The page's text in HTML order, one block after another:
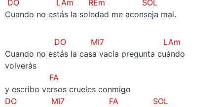
DO LAm REm SOL
Cuando no estás la soledad me aconseja mal.
DO MI7 LAm
Cuando no estás la casa vacía pregunta cuándo
volverás
FA
y escribo versos crueles conmigo
DO MI7 FA SOL